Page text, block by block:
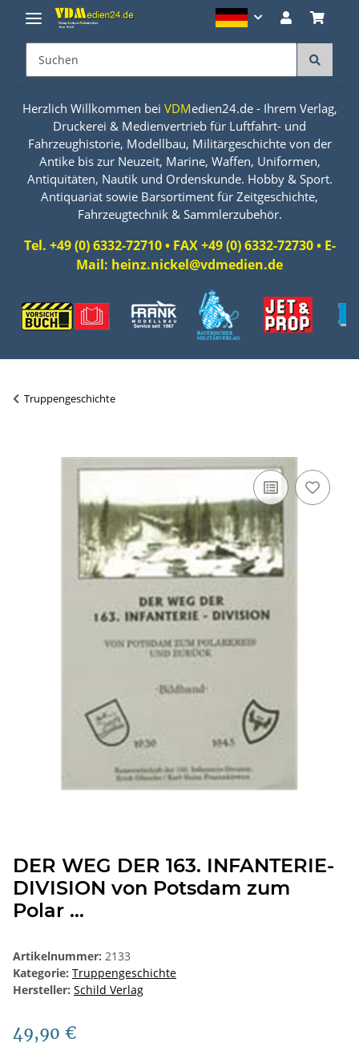
Herzlich Willkommen bei VDMedien24.de - Ihrem Verlag,
Druckerei & Medienvertrieb für Luftfahrt- und
Fahrzeughistorie, Modellbau, Militärgeschichte von der
Antike bis zur Neuzeit, Marine, Waffen, Uniformen,
Antiquitäten, Nautik und Ordenskunde. Hobby & Sport.
Antiquariat sowie Barsortiment für Zeitgeschichte,
Fahrzeugtechnik & Sammlerzubehör.
Tel. +49 (0) 6332-72710 • FAX +49 (0) 6332-72730 • E-
Mail: heinz.nickel@vdmedien.de
Truppengeschichte
DER WEG DER 163. INFANTERIE-
DIVISION von Potsdam zum
Polar ...
Artikelnummer: 2133
Kategorie: Truppengeschichte
Hersteller: Schild Verlag
49,90 €